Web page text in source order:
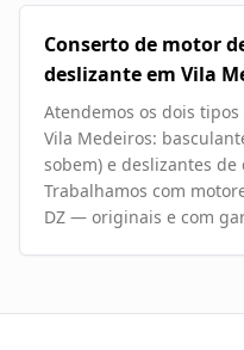
Conserto de motor
deslizante em Vila
Atendemos os dois
Vila Medeiros:
sobem) e deslizantes
Trabalhamos com
DZ — originais e com